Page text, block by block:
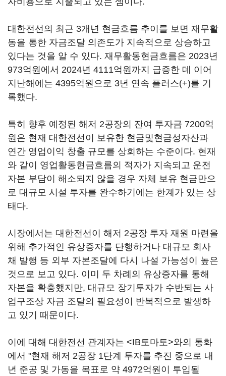
대한전선의 최근 3개년 현금흐름 추이를 보면 재무활
동을 통한 자금조달 의존도가 지속적으로 상승하고
있다는 것을 알 수 있다. 재무활동현금흐름은 2023년
973억원에서 2024년 4111억원까지 급증한 데 이어
지난해에는 4395억원으로 3년 연속 플러스(+)를 기
록했다.
특히 향후 예정된 해저 2공장의 잔여 투자금 7200억
원은 현재 대한전선이 보유한 현금및현금성자산과
연간 영업이익 창출 규모를 상회하는 수준이다. 현재
와 같이 영업활동현금흐름의 적자가 지속되고 운전
자본 부담이 해소되지 않을 경우 자체 보유 현금만으
로 대규모 시설 투자를 완수하기에는 한계가 있는 상
태다.
시장에서는 대한전선이 해저 2공장 투자 재원 마련을
위해 추가적인 유상증자를 단행하거나 대규모 회사
채 발행 등 외부 자본조달에 다시 나설 가능성이 높은
것으로 보고 있다. 이미 두 차례의 유상증자를 통해
자본을 확충했지만, 대규모 장기투자가 수반되는 사
업구조상 자금 조달의 필요성이 반복적으로 발생하
고 있기 때문이다.
이에 대해 대한전선 관계자는 <IB토마토>와의 통화
에서 "현재 해저 2공장 1단계 투자를 추진 중으로 내
년 준공 및 가동을 목표로 약 4972억원이 투입될